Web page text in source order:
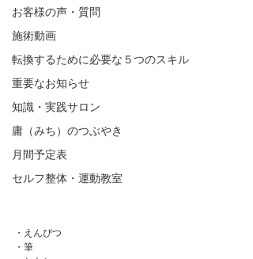
お客様の声・質問
施術動画
転換するために必要な５つのスキル
重要なお知らせ
知識・実践サロン
庸（みち）のつぶやき
月間予定表
セルフ整体・運動教室
・えんぴつ
・筆